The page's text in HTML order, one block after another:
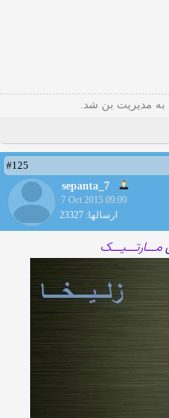
به مدیریت بن شد.
#125
sepanta_7
7 Oct 2015 09:09
ارسالها: 23327
مـــارتـــیـــک